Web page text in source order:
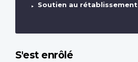
Soutien au rétablissement
S'est enrôlé